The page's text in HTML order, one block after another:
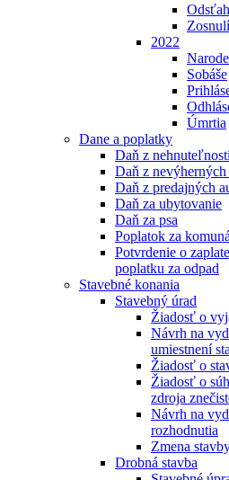
Zosnulí
2022
Sobáše
Úmrtia
Dane a poplatky
Daň z
Daň z
Daň z predajných
Daň za ubytovanie
Daň za psa
Poplatok za
Potvrdenie o
poplatku za odpad
Stavebné konania
Stavebný úrad
Žiadosť o
Návrh na
umiestnení
Žiadosť o
Žiadosť o
zdroja
Návrh na
rozhodnutia
Zmena
Drobná stavba